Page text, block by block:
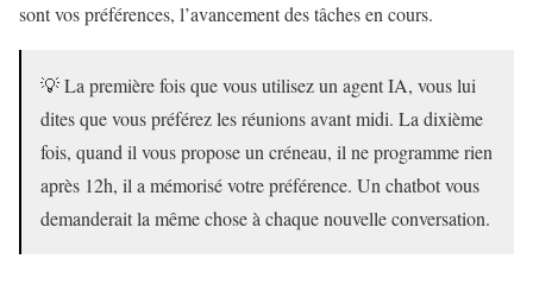
sont vos préférences, l’avancement des tâches en cours.
💡 La première fois que vous utilisez un agent IA, vous lui
dites que vous préférez les réunions avant midi. La dixième
fois, quand il vous propose un créneau, il ne programme rien
après 12h, il a mémorisé votre préférence. Un chatbot vous
demanderait la même chose à chaque nouvelle conversation.